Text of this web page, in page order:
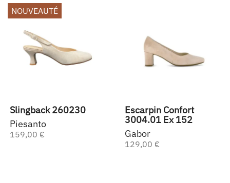
Slingback 260230
Piesanto
159,00 €
NOUVEAUTÉ
Escarpin Confort
3004.01 Ex 152
Gabor
129,00 €